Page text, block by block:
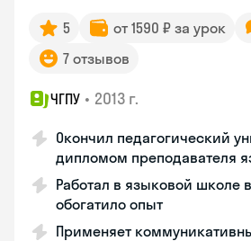
5 от 1590 ₽ за урок
7 отзывов
ЧГПУ • 2013 г.
Окончил педагогический
дипломом преподавателя
Работал в языковой школе
обогатило опыт
Применяет